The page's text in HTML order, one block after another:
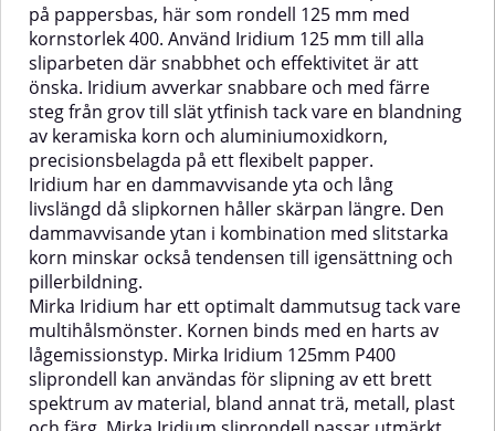
på pappersbas, här som rondell 125 mm med
kornstorlek 400. Använd Iridium 125 mm till alla
sliparbeten där snabbhet och effektivitet är att
önska. Iridium avverkar snabbare och med färre
steg från grov till slät ytfinish tack vare en blandning
av keramiska korn och aluminiumoxidkorn,
precisionsbelagda på ett flexibelt papper.
Iridium har en dammavvisande yta och lång
livslängd då slipkornen håller skärpan längre. Den
dammavvisande ytan i kombination med slitstarka
korn minskar också tendensen till igensättning och
pillerbildning.
Mirka Iridium har ett optimalt dammutsug tack vare
multihålsmönster. Kornen binds med en harts av
lågemissionstyp. Mirka Iridium 125mm P400
sliprondell kan användas för slipning av ett brett
spektrum av material, bland annat trä, metall, plast